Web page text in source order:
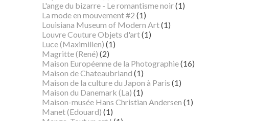
L'ange du bizarre - Le romantisme noir(1)
La mode en mouvement #2 (1)
Louisiana Museum of Modern Art(1)
Louvre Couture Objets d'art(1)
Luce (Maximilien) (1)
Magritte (René) (2)
Maison Européenne de la Photographie(16)
Maison de Chateaubriand (1)
Maison de la culture du Japon à Paris (1)
Maison du Danemark (La) (1)
Maison-musée Hans Christian Andersen (1)
Manet (Edouard) (1)